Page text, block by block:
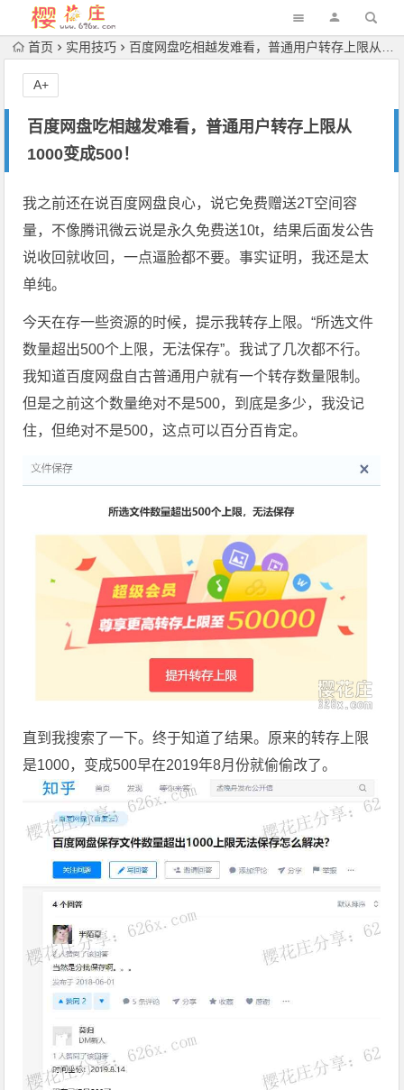
首页 实用技巧 百度网盘吃相越发难看，普通用户转存上限从1000变成500！
百度网盘吃相越发难看，普通用户转存上限从
1000变成500！
A+
我之前还在说百度网盘良心，说它免费赠送2T空间容
量，不像腾讯微云说是永久免费送10t，结果后面发公告
说收回就收回，一点逼脸都不要。事实证明，我还是太
单纯。
今天在存一些资源的时候，提示我转存上限。“所选文件
数量超出500个上限，无法保存”。我试了几次都不行。
我知道百度网盘自古普通用户就有一个转存数量限制。
但是之前这个数量绝对不是500，到底是多少，我没记
住，但绝对不是500，这点可以百分百肯定。
直到我搜索了一下。终于知道了结果。原来的转存上限
是1000，变成500早在2019年8月份就偷偷改了。